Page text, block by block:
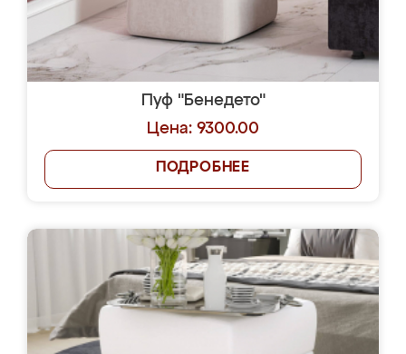
Пуф "Бенедето"
Цена: 9300.00
ПОДРОБНЕЕ